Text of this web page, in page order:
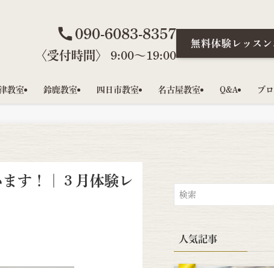
教室 鈴鹿教室 四日市教室 名古屋教室 Q&A ブ
090-6083-8357
〈受付時間〉 9:00〜19:00
無料体験レッス
す！｜３月体験レ
人気記事